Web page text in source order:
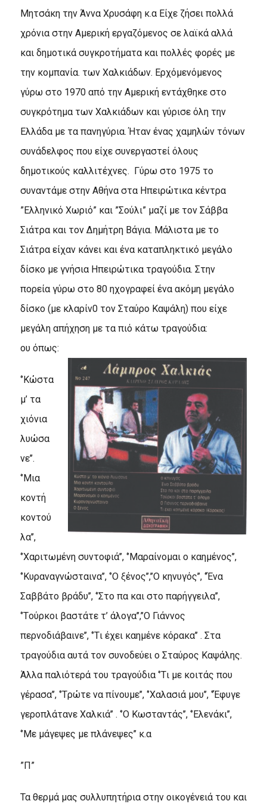
Μητσάκη την Άννα Χρυσάφη κ.α Είχε ζήσει πολλά
χρόνια στην Αμερική εργαζόμενος σε λαϊκά αλλά
και δημοτικά συγκροτήματα και πολλές φορές με
την κομπανία. των Χαλκιάδων. Ερχόμενόμενος
γύρω στο 1970 από την Αμερική εντάχθηκε στο
συγκρότημα των Χαλκιάδων και γύρισε όλη την
Ελλάδα με τα πανηγύρια. Ήταν ένας χαμηλών τόνων
συνάδελφος που είχε συνεργαστεί όλους
δημοτικούς καλλιτέχνες. Γύρω στο 1975 το
συναντάμε στην Αθήνα στα Ηπειρώτικα κέντρα
”Ελληνικό Χωριό” και ”Σούλι” μαζί με τον Σάββα
Σιάτρα και τον Δημήτρη Βάγια. Μάλιστα με το
Σιάτρα είχαν κάνει και ένα καταπληκτικό μεγάλο
δίσκο με γνήσια Ηπειρώτικα τραγούδια. Στην
πορεία γύρω στο 80 ηχογραφεί ένα ακόμη μεγάλο
δίσκο (με κλαρίν0 τον Σταύρο Καψάλη) που είχε
μεγάλη απήχηση με τα πιό κάτω τραγούδια:
ου όπως:
‘’Kώστα
μ’ τα
χιόνια
λυώσα
νε’’.
‘’Mια
κοντή
κοντού
λα’’,
‘’Xαριτωμένη συντοφιά’’, ‘’Mαραίνομαι ο καημένος’’,
‘’Kυραναγνώσταινα’’, ‘’O ξένος’’,’’O κηνυγός’’, ‘’Ένα
Σαββάτο βράδυ’’, ‘’Στο πα και στο παρήγγειλα’’,
‘’Tούρκοι βαστάτε τ’ άλογα’’,’’O Γιάννος
περνοδιάβαινε’’, ‘’Tι έχει καημένε κόρακα’’ . Στα
τραγούδια αυτά τον συνοδεύει ο Σταύρος Kαψάλης.
Άλλα παλιότερά του τραγούδια ‘’Tι με κοιτάς που
γέρασα’’, ‘’Tρώτε να πίνουμε’’, ‘’Xαλασιά μου’’, ‘’Έφυγε
γεροπλάτανε Xαλκιά’’ . ‘’O Kωσταντάς’’, ‘’Eλενάκι’’,
‘’Mε μάγεψες με πλάνεψες’’ κ.α
”Π”
Τα θερμά μας συλλυπητήρια στην οικογένειά του και